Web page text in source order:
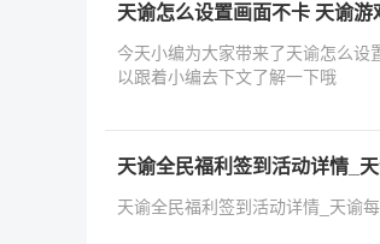
天谕怎么设置画面不卡 天谕游
今天小编为大家带来了天谕怎么
以跟着小编去下文了解一下哦
天谕全民福利签到活动详情_
天谕全民福利签到活动详情_天谕